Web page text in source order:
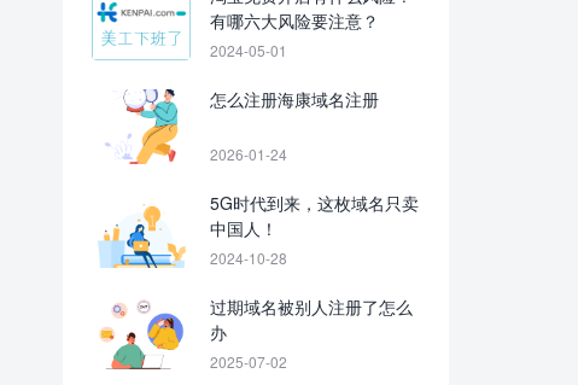
有哪六大风险要注意？
2024-05-01
怎么注册海康域名注册
2026-01-24
5G时代到来，这枚域名只卖
中国人！
2024-10-28
过期域名被别人注册了怎么
办
2025-07-02